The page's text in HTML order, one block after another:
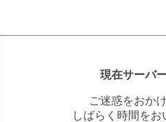
現在サーバ
ご迷惑をおか
しばらく時間を